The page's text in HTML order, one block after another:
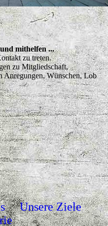
mithelfen ...
zu treten.
zu Mitgliedschaft,
Anregungen, Wünschen, Lob
Unsere Ziele